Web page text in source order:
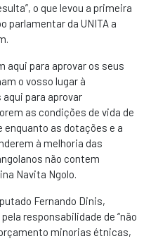
o que levou a primeira
parlamentar da UNITA a
aqui para aprovar os seus
o vosso lugar à
para aprovar
as condições de vida de
enquanto as dotações e a
à melhoria das
não contem
Navita Ngolo.
Fernando Dinis,
responsabilidade de “não
minorias étnicas,